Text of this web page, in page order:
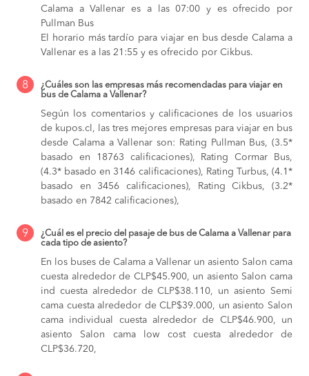
Calama a Vallenar es a las 07:00 y es ofrecido por
Pullman Bus
El horario más tardío para viajar en bus desde Calama a
Vallenar es a las 21:55 y es ofrecido por Cikbus.
8
¿Cuáles son las empresas más recomendadas para viajar en
bus de Calama a Vallenar?
Según los comentarios y calificaciones de los usuarios
de kupos.cl, las tres mejores empresas para viajar en bus
desde Calama a Vallenar son: Rating Pullman Bus, (3.5*
basado en 18763 calificaciones), Rating Cormar Bus,
(4.3* basado en 3146 calificaciones), Rating Turbus, (4.1*
basado en 3456 calificaciones), Rating Cikbus, (3.2*
basado en 7842 calificaciones),
9
¿Cuál es el precio del pasaje de bus de Calama a Vallenar para
cada tipo de asiento?
En los buses de Calama a Vallenar un asiento Salon cama
cuesta alrededor de CLP$45.900, un asiento Salon cama
ind cuesta alrededor de CLP$38.110, un asiento Semi
cama cuesta alrededor de CLP$39.000, un asiento Salon
cama individual cuesta alrededor de CLP$46.900, un
asiento Salon cama low cost cuesta alrededor de
CLP$36.720,